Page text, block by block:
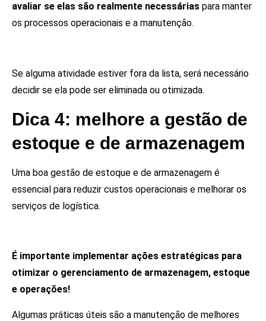
avaliar se elas são realmente necessárias para manter
os processos operacionais e a manutenção.
Se alguma atividade estiver fora da lista, será necessário
decidir se ela pode ser eliminada ou otimizada.
Dica 4: melhore a gestão de
estoque e de armazenagem
Uma boa gestão de estoque e de armazenagem é
essencial para reduzir custos operacionais e melhorar os
serviços de logística.
É importante implementar ações estratégicas para
otimizar o gerenciamento de armazenagem, estoque
e operações!
Algumas práticas úteis são a manutenção de melhores